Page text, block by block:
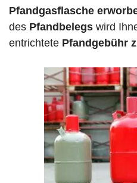
Pfandgasflasche
des Pfandbelegs wird
entrichtete Pfandgebühr